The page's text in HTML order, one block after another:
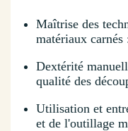
Maîtrise des
matériaux carnés
Dextérité
qualité des
Utilisation et
et de l'outillage